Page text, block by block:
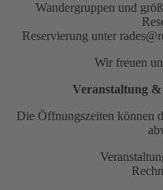
Wandergruppen und
Reservierung unter
Wir freuen
Veranstaltung &
Die Öffnungszeiten können